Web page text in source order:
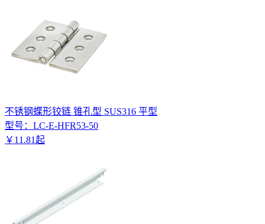
不锈钢蝶形铰链 锥孔型 SUS316 平型
型号： LC-E-HFR53-50
￥ 11 .81起